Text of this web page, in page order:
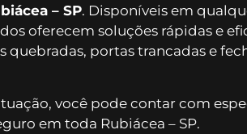
– SP. Disponíveis em
oferecem soluções rápidas e
quebradas, portas trancadas e
você pode contar com
em toda Rubiácea – SP.